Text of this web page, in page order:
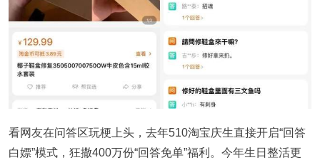
看网友在问答区玩梗上头，去年510淘宝庆生直接开启“回答
白嫖”模式，狂撒400万份“回答免单”福利。今年生日整活更